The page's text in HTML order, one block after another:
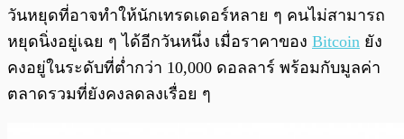
พร้อมเล่น 0:00/
วันหยุดที่อาจทำให้นักเทรดเดอร์หลาย ๆ คนไม่สามารถ
หยุดนิ่งอยู่เฉย ๆ ได้อีกวันหนึ่ง เมื่อราคาของ Bitcoin ยัง
คงอยู่ในระดับที่ต่ำกว่า 10,000 ดอลลาร์ พร้อมกับมูลค่า
ตลาดรวมที่ยังคงลดลงเรื่อย ๆ